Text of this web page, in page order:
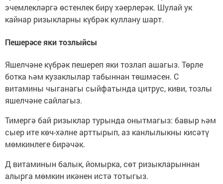
эчемлекләргә өстенлек бирү хәерлерәк. Шулай ук
кайнар ризыкларны күбрәк куллану шарт.
Пешерәсе яки тозлыйсы
Яшелчәне күбрәк пешереп яки тозлап ашагыз. Төрле
ботка һәм кузаклылар табыннан төшмәсен. С
витамины чыганагы сыйфатында цитрус, киви, тозлы
яшелчәне сайлагыз.
Тимергә бай ризыклар турында онытмагыз: бавыр һәм
сыер ите көч-хәлне арттырып, аз канлылыкны кисәтү
мөмкинлеге бирәчәк.
Д витаминын балык, йомырка, сөт ризыкларыннан
алырга мөмкин икәнен истә тотыгыз.